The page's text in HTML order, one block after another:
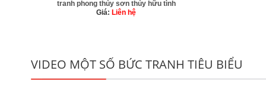
tranh phong thủy sơn thủy hữu tình
Giá: Liên hệ
VIDEO MỘT SỐ BỨC TRANH TIÊU BIỂU